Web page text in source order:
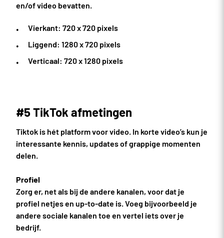
en/of video bevatten.
Vierkant: 720 x 720 pixels
Liggend: 1280 x 720 pixels
Verticaal: 720 x 1280 pixels
#5 TikTok afmetingen
Tiktok is hét platform voor video. In korte video’s kun je
interessante kennis, updates of grappige momenten
delen.
Profiel
Zorg er, net als bij de andere kanalen, voor dat je
profiel netjes en up-to-date is. Voeg bijvoorbeeld je
andere sociale kanalen toe en vertel iets over je
bedrijf.